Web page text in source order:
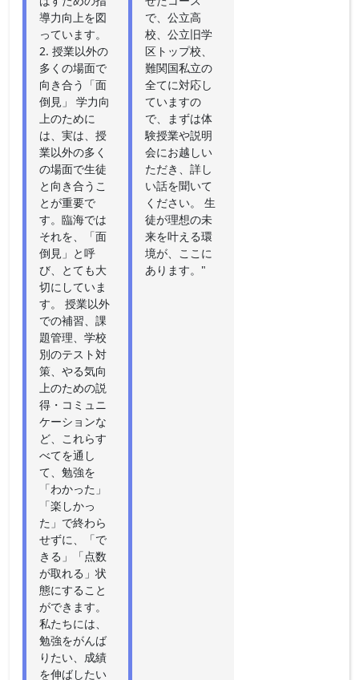
導力向上を図
っています。
2. 授業以外の
多くの場面で
向き合う「面
倒見」 学力向
上のために
は、実は、授
業以外の多く
の場面で生徒
と向き合うこ
とが重要で
す。臨海では
それを、「面
倒見」と呼
び、とても大
切にしていま
す。 授業以外
での補習、課
題管理、学校
別のテスト対
策、やる気向
上のための説
得・コミュニ
ケーションな
ど、これらす
べてを通し
て、勉強を
「わかった」
「楽しかっ
た」で終わら
せずに、「で
きる」「点数
が取れる」状
態にすること
ができます。
私たちには、
勉強をがんば
りたい、成績
を伸ばしたい
で、公立高
校、公立旧学
区トップ校、
難関国私立の
全てに対応し
ていますの
で、まずは体
験授業や説明
会にお越しい
ただき、詳し
い話を聞いて
ください。 生
徒が理想の未
来を叶える環
境が、ここに
あります。"